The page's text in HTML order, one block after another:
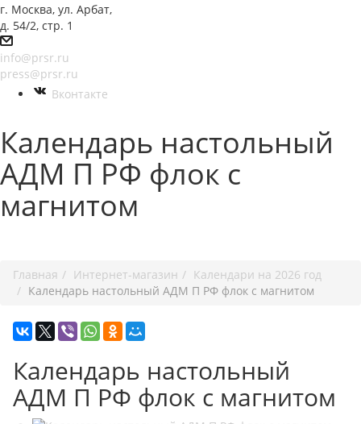
г. Москва, ул. Арбат,
д. 54/2, стр. 1
info@prsr.ru
press@prsr.ru
Вконтакте
Календарь настольный
АДМ П РФ флок с
магнитом
Главная Интернет-магазин
Календари на 2026 год
Календарь настольный АДМ П РФ флок с магнитом
Календарь настольный
АДМ П РФ флок с магнитом